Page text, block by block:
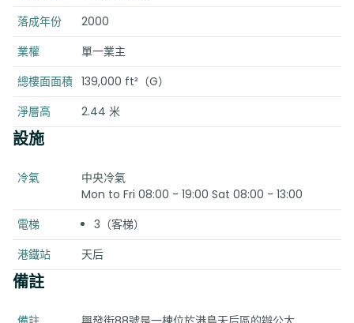
落成年份
2000
業權
單一業主
總樓面面積 139,000 ft²（G）
淨層高
2.44 米
設施
冷氣
中央冷氣
Mon to Fri 08:00 - 19:00 Sat 08:00 - 13:00
電梯
3（客梯）
港鐵站
天后
備註